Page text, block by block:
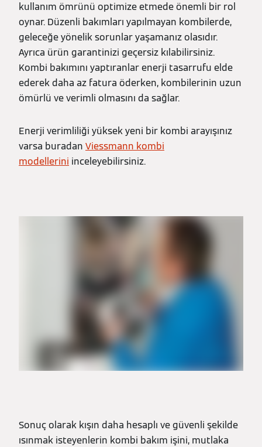
kullanım ömrünü optimize etmede önemli bir rol
oynar. Düzenli bakımları yapılmayan kombilerde,
geleceğe yönelik sorunlar yaşamanız olasıdır.
Ayrıca ürün garantinizi geçersiz kılabilirsiniz.
Kombi bakımını yaptıranlar enerji tasarrufu elde
ederek daha az fatura öderken, kombilerinin uzun
ömürlü ve verimli olmasını da sağlar.
Enerji verimliliği yüksek yeni bir kombi arayışınız
varsa buradan Viessmann kombi
modellerini inceleyebilirsiniz.
Sonuç olarak kışın daha hesaplı ve güvenli şekilde
ısınmak isteyenlerin kombi bakım işini, mutlaka